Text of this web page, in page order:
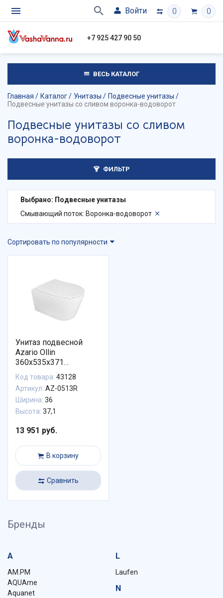
Войти 0 0
+7 925 427 90 50
ВЕСЬ КАТАЛОГ
Главная Каталог Унитазы
Подвесные унитазы
Подвесные унитазы со сливом воронка-водоворот
Подвесные унитазы со сливом
воронка-водоворот
ФИЛЬТР
Выбрано: Подвесные унитазы
Смывающий поток: Воронка-водоворот
Сортировать по популярности
Унитаз подвесной
Azario Ollin
360х535х371
безободковый, слив
"Торнадо", с
быстросъемным
сиденьем микролифт
(AZ-0513R)
Код товара: 43128
Артикул: AZ-0513R
Ширина: 36
Высота: 37,1
13 951 руб.
В корзину
Сравнить
Бренды
A
AM.PM
AQUAme
Aquanet
L
Laufen
N